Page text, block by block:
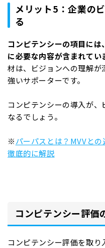
メリット5：企業の
る
コンピテンシーの項目に
に必要な内容が含まれてい
材は、ビジョンへの理解
強いサポーターです。
コンピテンシーの導入が
なるでしょう。
※パーパスとは？MVVと
徹底的に解説
コンピテンシー評価
コンピテンシー評価を取